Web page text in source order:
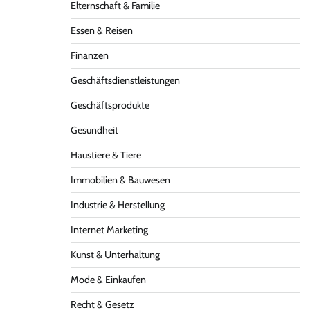
Elternschaft & Familie
Essen & Reisen
Finanzen
Geschäftsdienstleistungen
Geschäftsprodukte
Gesundheit
Haustiere & Tiere
Immobilien & Bauwesen
Industrie & Herstellung
Internet Marketing
Kunst & Unterhaltung
Mode & Einkaufen
Recht & Gesetz